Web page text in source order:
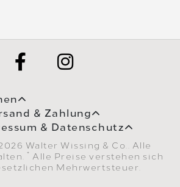
& Zahlung
& Datenschutz
Walter Wissing & Co.. Alle
* Alle Preise verstehen sich
Mehrwertsteuer.